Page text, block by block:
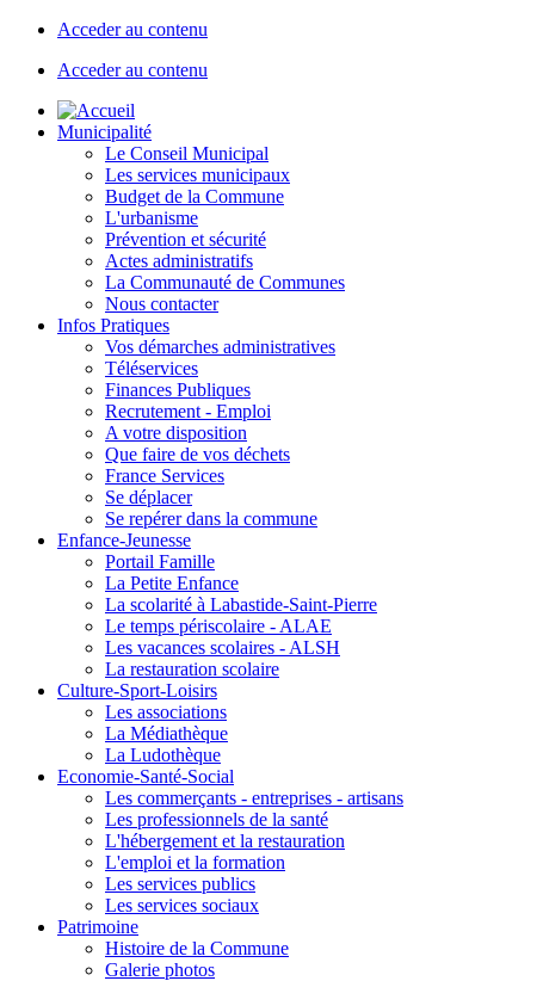
Acceder au contenu
Acceder au contenu
Municipalité
Le Conseil Municipal
Les services municipaux
Budget de la Commune
L'urbanisme
Prévention et sécurité
Actes administratifs
La Communauté de Communes
Nous contacter
Infos Pratiques
Vos démarches administratives
Téléservices
Finances Publiques
Recrutement - Emploi
A votre disposition
Que faire de vos déchets
France Services
Se déplacer
Se repérer dans la commune
Enfance-Jeunesse
Portail Famille
La Petite Enfance
La scolarité à Labastide-Saint-Pierre
Le temps périscolaire - ALAE
Les vacances scolaires - ALSH
La restauration scolaire
Culture-Sport-Loisirs
Les associations
La Médiathèque
La Ludothèque
Economie-Santé-Social
Les commerçants - entreprises - artisans
Les professionnels de la santé
L'hébergement et la restauration
L'emploi et la formation
Les services publics
Les services sociaux
Patrimoine
Histoire de la Commune
Galerie photos